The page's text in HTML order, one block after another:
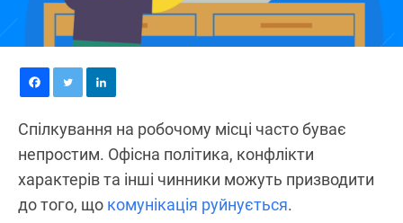
Спілкування на робочому місці часто буває
непростим. Офісна політика, конфлікти
характерів та інші чинники можуть призводити
до того, що комунікація руйнується.